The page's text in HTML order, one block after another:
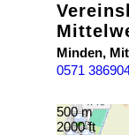
Minden,
0571
500 m
2000 ft